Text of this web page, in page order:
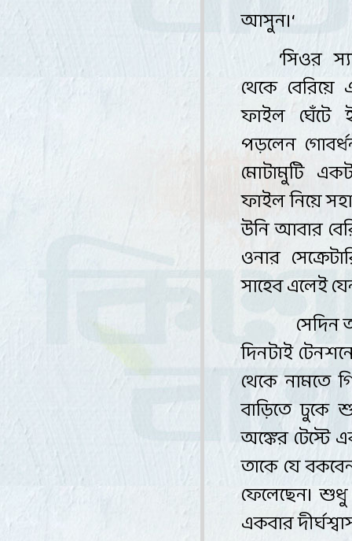
আসুন।‘
‘সিওর
থেকে
ফাইল ঘেঁটে
পড়লেন
মোটামুটি
ফাইল নিয়ে
উনি আবার
ওনার
সাহেব এলেই
সেদিন
দিনটাই
থেকে নামতে
বাড়িতে ঢুকে
অঙ্কের টেস্টে
তাকে যে
ফেলেছেন।
একবার